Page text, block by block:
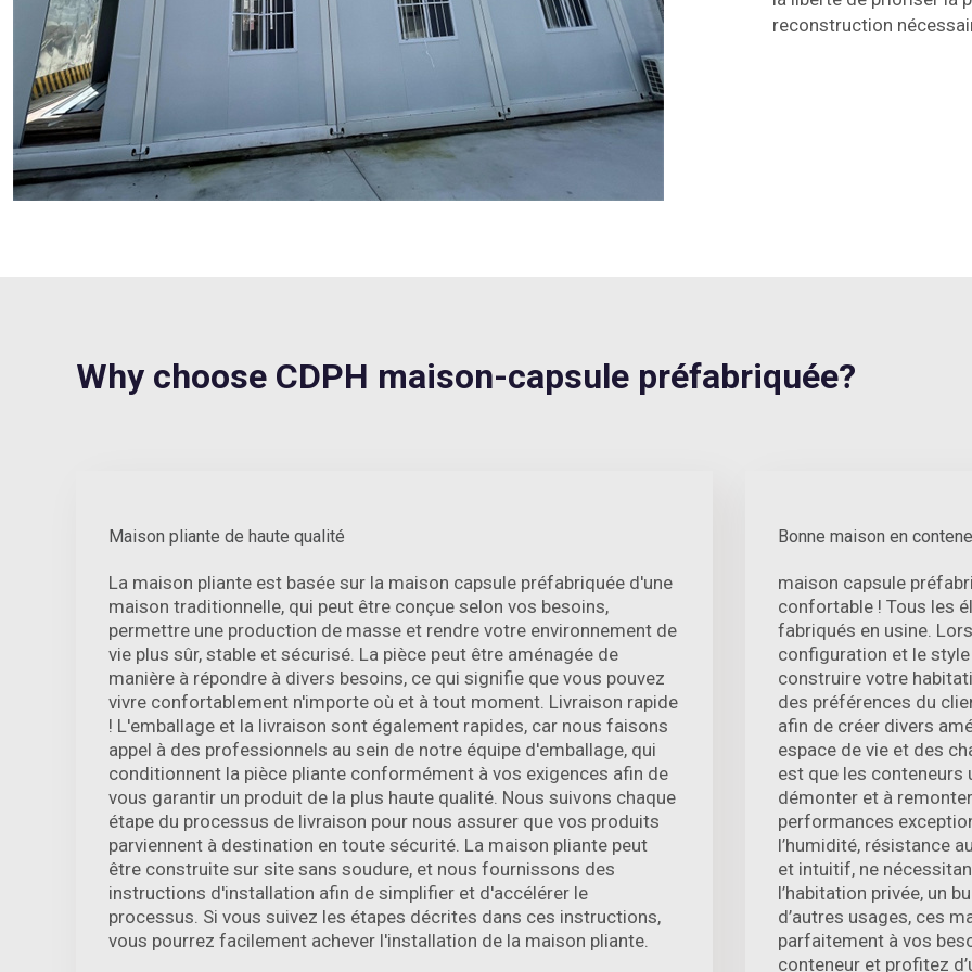
reconstruction
Why choose CDPH maison-capsule préfabriquée?
Maison pliante de haute qualité
La maison pliante est basée sur la maison capsule préfabriquée d'une
maison traditionnelle, qui peut être conçue selon vos besoins,
permettre une production de masse et rendre votre environnement de
vie plus sûr, stable et sécurisé. La pièce peut être aménagée de
manière à répondre à divers besoins, ce qui signifie que vous pouvez
vivre confortablement n'importe où et à tout moment. Livraison rapide
! L'emballage et la livraison sont également rapides, car nous faisons
appel à des professionnels au sein de notre équipe d'emballage, qui
conditionnent la pièce pliante conformément à vos exigences afin de
vous garantir un produit de la plus haute qualité. Nous suivons chaque
étape du processus de livraison pour nous assurer que vos produits
parviennent à destination en toute sécurité. La maison pliante peut
être construite sur site sans soudure, et nous fournissons des
instructions d'installation afin de simplifier et d'accélérer le
processus. Si vous suivez les étapes décrites dans ces instructions,
vous pourrez facilement achever l'installation de la maison pliante.
Bonne maison en
maison capsule
confortable ! Tous les
fabriqués en usine.
configuration et le
construire votre
des préférences du
afin de créer divers
espace de vie et des
est que les
démonter et à
performances
l’humidité, résistance
et intuitif, ne
l’habitation privée, un
d’autres usages, ces
parfaitement à vos
conteneur et profitez